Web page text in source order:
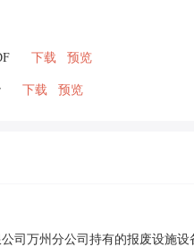
下载 预览
下载 预览
司万州分公司持有的报废设施设